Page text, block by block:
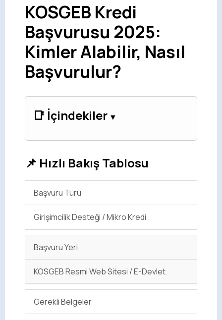
KOSGEB Kredi
Başvurusu 2025:
Kimler Alabilir, Nasıl
Başvurulur?
📑 İçindekiler
📌 Hızlı Bakış Tablosu
Başvuru Türü
Girişimcilik Desteği / Mikro Kredi
Başvuru Yeri
KOSGEB Resmi Web Sitesi / E-Devlet
Gerekli Belgeler